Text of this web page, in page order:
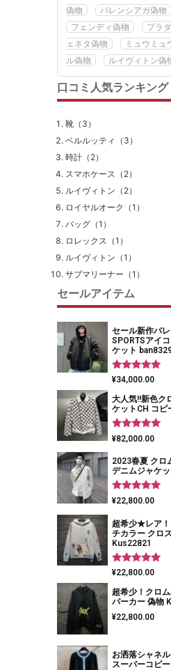
偽物
バレンシアガ偽物
フェンディ偽物
プラ
ェネタ偽物
ミュウミュ
ル偽物
ルイヴィトン偽
口コミ人気ランキング
靴（3）
ベルルッティ（3）
時計（2）
スマホケース（2）
ルイヴィトン（2）
ロイヤルオーク（1）
バッグ（1）
ロレックス（1）
ルイヴィトン（1）
サブマリーナー（1）
セールアイテム
セール新作バ
SPORTSアイ
ケット
5段階中
5.00
の評価
¥34,000.00
大人気!!新色ク
ケットCH コ
5段階中
5.00
¥82,000.00
2023春夏 クロ
デニムジャケ
5段階中
5.00
の評価
¥22,800.00
超希少★レア！
チカラー クロ
Kus22821
5段階中
5.00
の評価
¥22,800.00
超希少！クロ
パーカー 偽物
¥22,800.00
お洒落シャネ
スーパーコピ